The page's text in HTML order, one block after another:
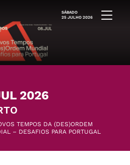
SÁBADO
25 JULHO 2026
2026
TEMPOS DA (DES)ORDEM
– DESAFIOS PARA PORTUGAL